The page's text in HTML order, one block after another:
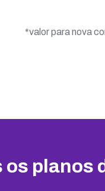
*valor para nova
os planos